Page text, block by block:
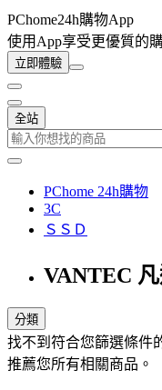
PChome24h購物App
使用App享受更優質的
立即體驗
全站
PChome 24h購物
3C
ＳＳＤ
VANTEC
分類
找不到符合您篩選條件
推薦您所有相關商品。